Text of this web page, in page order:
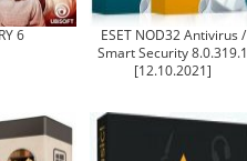
6
ESET NOD32 Antivirus /
Smart Security 8.0.319.1
[12.10.2021]